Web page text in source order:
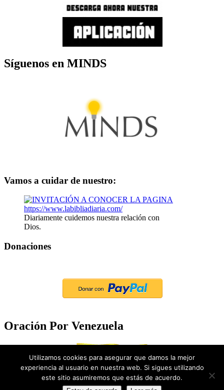
Síguenos en MINDS
Vamos a cuidar de nuestro:
Diariamente cuidemos nuestra relación con
Dios.
Donaciones
Oración Por Venezuela
Utilizamos cookies para asegurar que damos la mejor
experiencia al usuario en nuestra web. Si sigues utilizando
este sitio asumiremos que estás de acuerdo.